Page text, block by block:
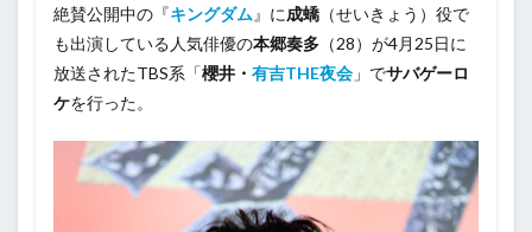
絶賛公開中の『キングダム 』に成蟜 （せいきょう）役で
も出演している人気俳優の本郷奏多 （28）が4月25日に
放送されたTBS系「櫻井・ 有吉THE夜会 」でサバゲーロ
ケを行った。